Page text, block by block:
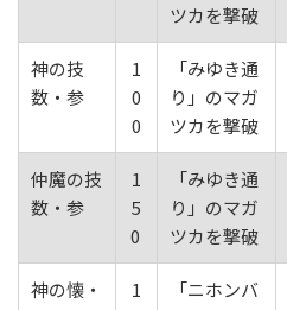
ツカを撃破
神の技
数・参
1
0
0
「みゆき通
り」のマガ
ツカを撃破
仲魔の技
数・参
1
5
0
「みゆき通
り」のマガ
ツカを撃破
神の懐・
1
「ニホンバ